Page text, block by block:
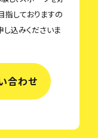
指しておりますの
し込みくださいま
合わせ